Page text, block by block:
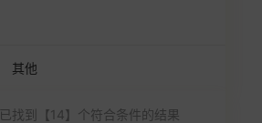
其他
已找到【14】个符合条件的结果